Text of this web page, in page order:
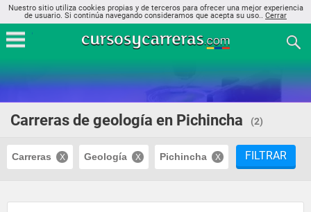
Nuestro sitio utiliza cookies propias y de terceros para ofrecer una mejor experiencia
de usuario. Si continúa navegando consideramos que acepta su uso.. Cerrar
Carreras de geología en Pichincha (2)
Carreras Geología Pichincha FILTRAR